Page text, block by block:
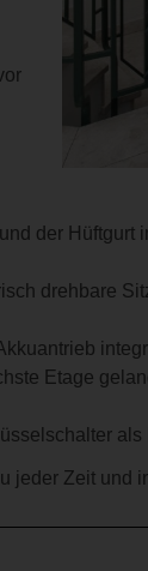
der Hüftgurt
drehbare
Etage
jeder Zeit und